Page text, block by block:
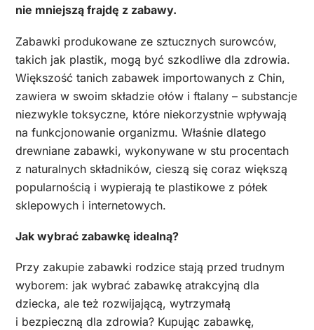
nie mniejszą frajdę z zabawy.
Zabawki produkowane ze sztucznych surowców,
takich jak plastik, mogą być szkodliwe dla zdrowia.
Większość tanich zabawek importowanych z Chin,
zawiera w swoim składzie ołów i ftalany – substancje
niezwykle toksyczne, które niekorzystnie wpływają
na funkcjonowanie organizmu. Właśnie dlatego
drewniane zabawki, wykonywane w stu procentach
z naturalnych składników, cieszą się coraz większą
popularnością i wypierają te plastikowe z półek
sklepowych i internetowych.
Jak wybrać zabawkę idealną?
Przy zakupie zabawki rodzice stają przed trudnym
wyborem: jak wybrać zabawkę atrakcyjną dla
dziecka, ale też rozwijającą, wytrzymałą
i bezpieczną dla zdrowia? Kupując zabawkę,